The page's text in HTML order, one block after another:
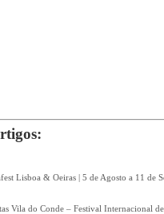
Lisboa & Oeiras | 5 de Agosto a 11 de
Vila do Conde – Festival Internacional